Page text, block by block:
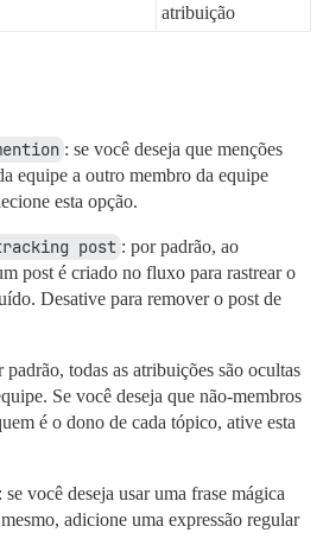
atribuição
: se você deseja que menções
equipe a outro membro da equipe
esta opção.
post : por padrão, ao
post é criado no fluxo para rastrear o
Desative para remover o post de
padrão, todas as atribuições são ocultas
Se você deseja que não-membros
é o dono de cada tópico, ative esta
: se você deseja usar uma frase mágica
adicione uma expressão regular